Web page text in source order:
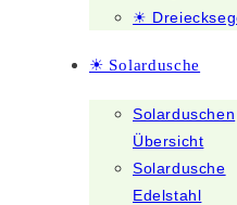
☀
☀ Solardusche
Solarduschen
Übersicht
Solardusche
Edelstahl